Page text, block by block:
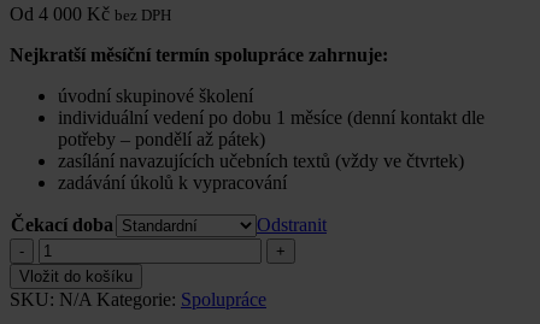
Od 4 000 Kč bez DPH
Nejkratší měsíční termín spolupráce zahrnuje:
úvodní skupinové školení
individuální vedení po dobu 1 měsíce (denní kontakt dle
potřeby – pondělí až pátek)
zasílání navazujících učebních textů (vždy ve čtvrtek)
zadávání úkolů k vypracování
Čekací doba
Odstranit
Měsíční
termín
spolupráce
quantity
Vložit do košíku
SKU: N/A Kategorie: Spolupráce